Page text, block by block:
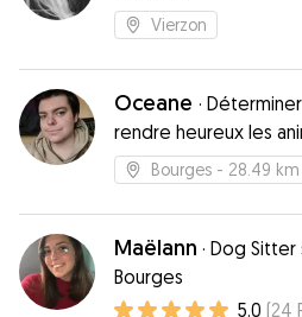
Vierzon
Oceane ·
rendre heureux les
Bourges - 28.49 km
Maëlann · Dog Sitter
Bourges
5.0 (24